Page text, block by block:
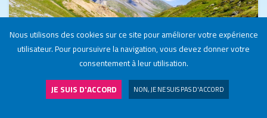
Nous utilisons des cookies sur ce site pour améliorer votre expérience
utilisateur. Pour poursuivre la navigation, vous devez donner votre
consentement à leur utilisation.
JE SUIS D'ACCORD NON, JE NE SUIS PAS D'ACCORD